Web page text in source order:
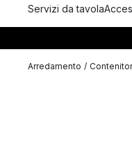
Servizi da tavola
Arredamento /